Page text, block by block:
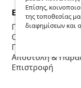
Εξυπηρέτηση
Παρακολουθήστε
Ο λογαριασμός μου
Πληρωμή
Αποστολή &
Επιστροφή
Επίσης,
της τοποθεσίας
διαφημίσεων και